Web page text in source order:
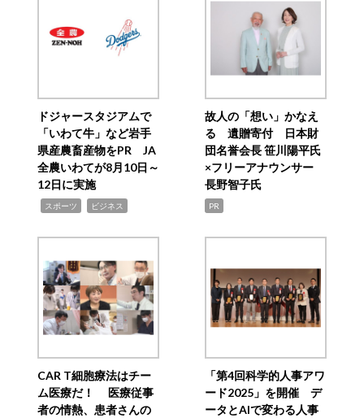
ドジャースタジアムで
「いわて牛」など岩手
県産農畜産物をPR JA
全農いわてが8月10日～
12日に実施
スポーツ ビジネス
故人の「想い」かなえ
る 遺贈寄付 日本財
団名誉会長 笹川陽平氏
×フリーアナウンサー
長野智子氏
PR
CAR T細胞療法はチー
ム医療だ！ 医療従事
者の情熱、患者さんの
「第4回科学的人事アワ
ード2025」を開催 デ
ータとAIで変わる人事